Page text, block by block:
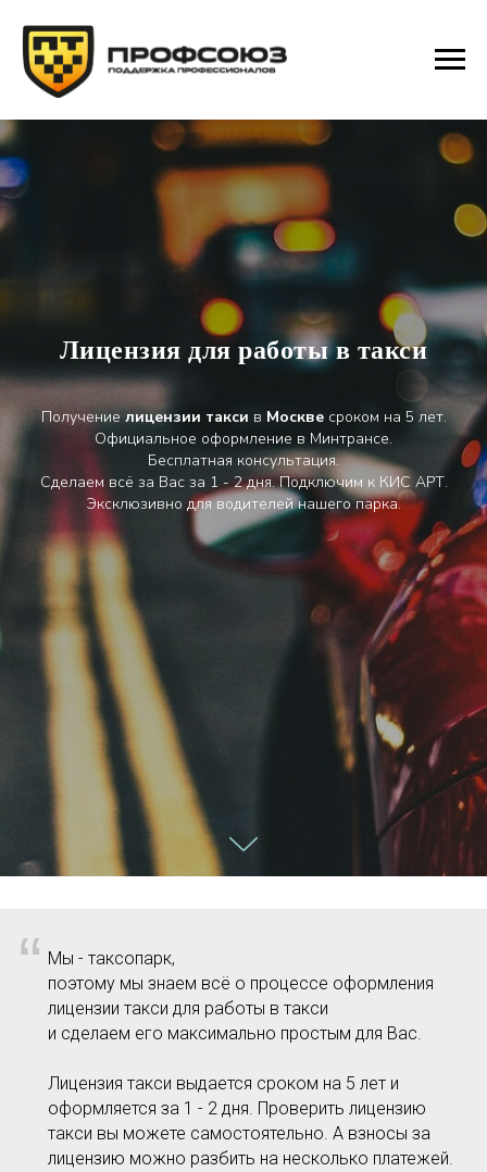
Лицензия для работы в такси
Получениелицензии такси в Москвесроком на 5 лет.
Официальное оформление в Минтрансе.
Бесплатная консультация.
Сделаем всё за Вас за 1 - 2 дня. Подключим к КИС АРТ.
Эксклюзивно для водителей нашего парка.
“ Мы - таксопарк,
поэтому мы знаем всё о процессе оформления
лицензии такси для работы в такси
и сделаем его максимально простым для Вас.
Лицензия такси выдается сроком на 5 лет и
оформляется за 1 - 2 дня. Проверить лицензию
такси вы можете самостоятельно. А взносы за
лицензию можно разбить на несколько платежей.